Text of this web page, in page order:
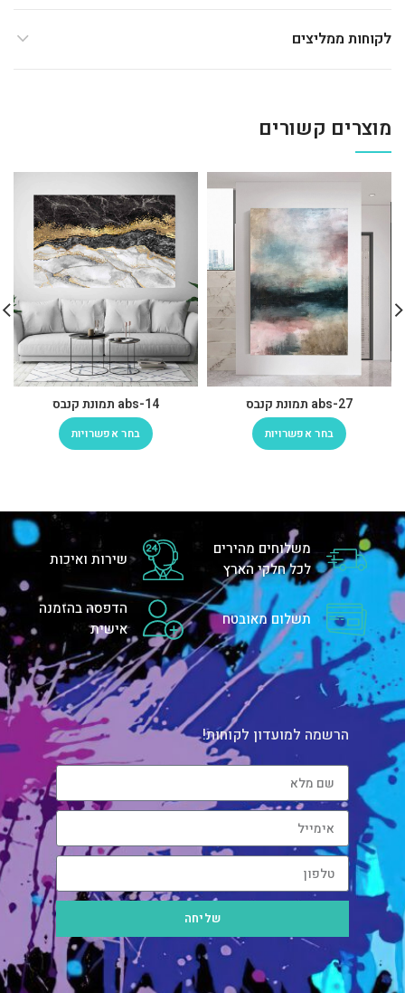
לקוחות ממליצים
מוצרים קשורים
abs-27 תמונת קנבס
בחר אפשרויות
abs-14 תמונת קנבס
בחר אפשרויות
משלוחים מהירים
לכל חלקי הארץ
שירות ואיכות
תשלום מאובטח
הדפסה בהזמנה
אישית
הרשמה למועדון לקוחות!
שליחה